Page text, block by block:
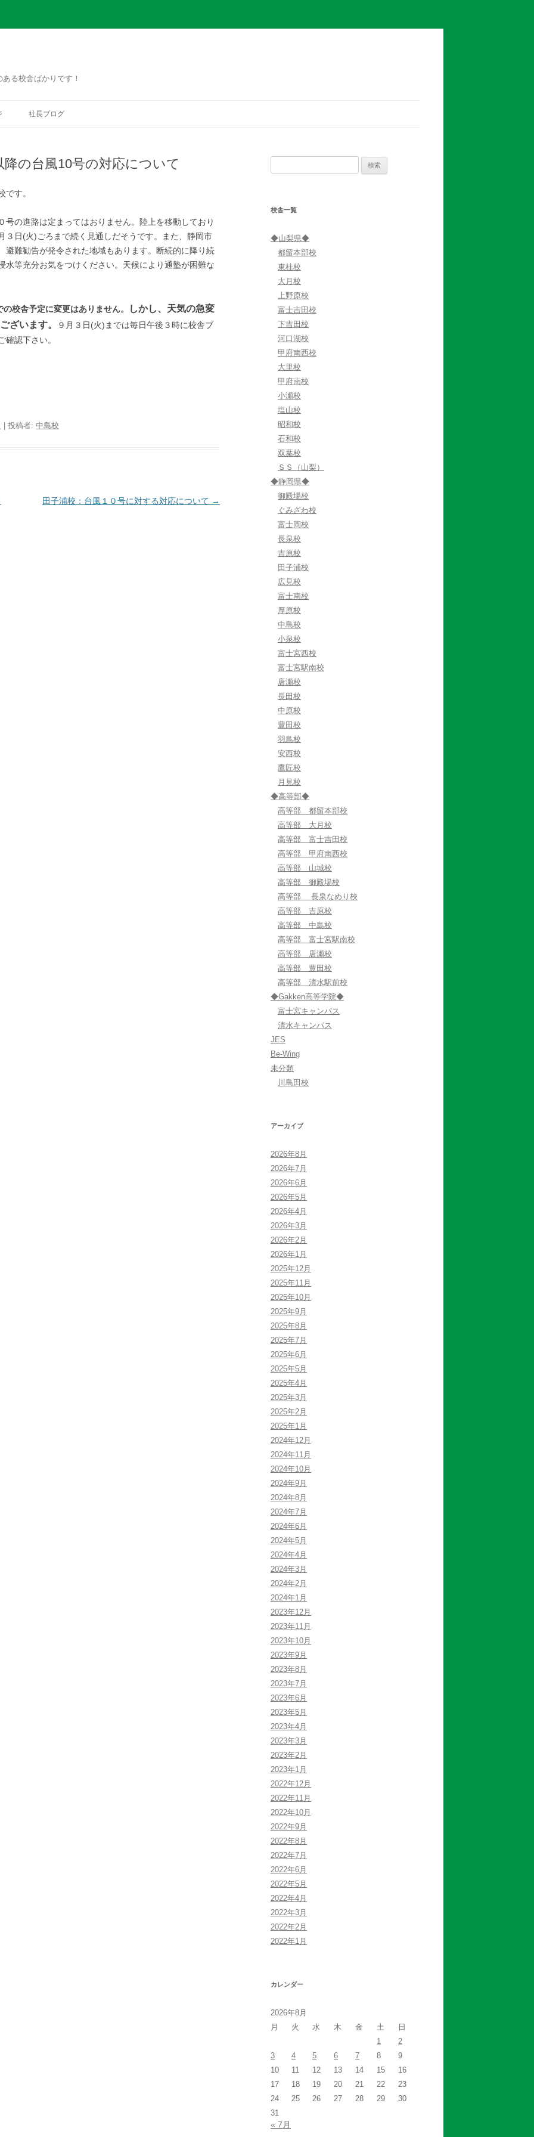
る校舎ばかりです！
キ
ッ
社長ブログ
の台風10号の対応について
です。
号の進路は定まってはおりません。陸上を移動しており
３日(火)ごろまで続く見通しだそうです。また、静岡市
避難勧告が発令された地域もあります。断続的に降り続
水等充分お気をつけください。天候により通塾が困難な
の校舎予定に変更はありません。
しかし、天気の急変
ざいます。
９月３日(火)までは毎日午後３時に校舎ブ
確認下さい。
投稿者: 中島校
田子浦校：台風１０号に対する対応について →
校舎一覧
◆山梨県◆
都留本部校
東桂校
大月校
上野原校
富士吉田校
下吉田校
河口湖校
甲府南西校
大里校
甲府南校
小瀬校
塩山校
昭和校
石和校
双葉校
ＳＳ（山梨）
◆静岡県◆
御殿場校
ぐみざわ校
富士岡校
長泉校
吉原校
田子浦校
広見校
富士南校
厚原校
中島校
小泉校
富士宮西校
富士宮駅南校
唐瀬校
長田校
中原校
豊田校
羽鳥校
安西校
鷹匠校
月見校
◆高等部◆
高等部 都留本部校
高等部 大月校
高等部 富士吉田校
高等部 甲府南西校
高等部 山城校
高等部 御殿場校
高等部 長泉なめり校
高等部 吉原校
高等部 中島校
高等部 富士宮駅南校
高等部 唐瀬校
高等部 豊田校
高等部 清水駅前校
◆Gakken高等学院◆
富士宮キャンパス
清水キャンパス
JES
Be-Wing
未分類
川島田校
アーカイブ
2026年8月
2026年7月
2026年6月
2026年5月
2026年4月
2026年3月
2026年2月
2026年1月
2025年12月
2025年11月
2025年10月
2025年9月
2025年8月
2025年7月
2025年6月
2025年5月
2025年4月
2025年3月
2025年2月
2025年1月
2024年12月
2024年11月
2024年10月
2024年9月
2024年8月
2024年7月
2024年6月
2024年5月
2024年4月
2024年3月
2024年2月
2024年1月
2023年12月
2023年11月
2023年10月
2023年9月
2023年8月
2023年7月
2023年6月
2023年5月
2023年4月
2023年3月
2023年2月
2023年1月
2022年12月
2022年11月
2022年10月
2022年9月
2022年8月
2022年7月
2022年6月
2022年5月
2022年4月
2022年3月
2022年2月
2022年1月
カレンダー
2026年8月
月
火 水 木 金 土
日
1
2
3
4 5 6 7 8
9
10
11 12 13 14 15
16
17
18 19 20 21 22
23
24
25 26 27 28 29
30
31
« 7月